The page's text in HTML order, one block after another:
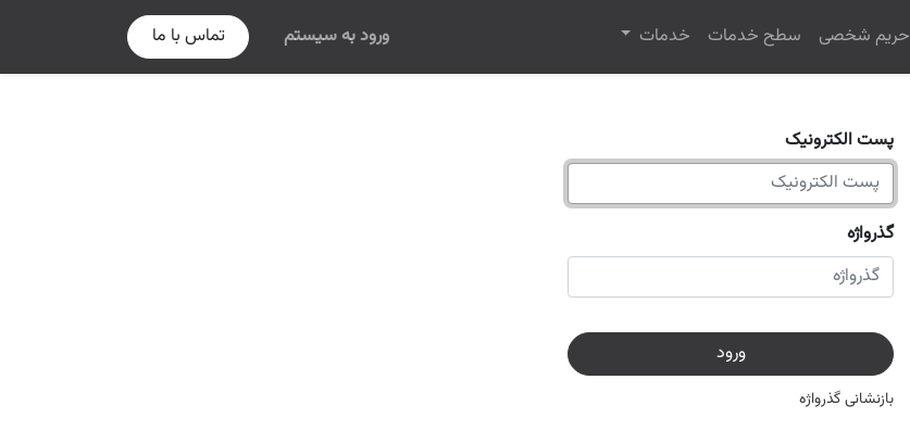
حریم شخصی سطح خدمات خدمات ورود به سیستم تماس با ما
پست الکترونیک
گذرواژه
ورود
بازنشانی گذرواژه